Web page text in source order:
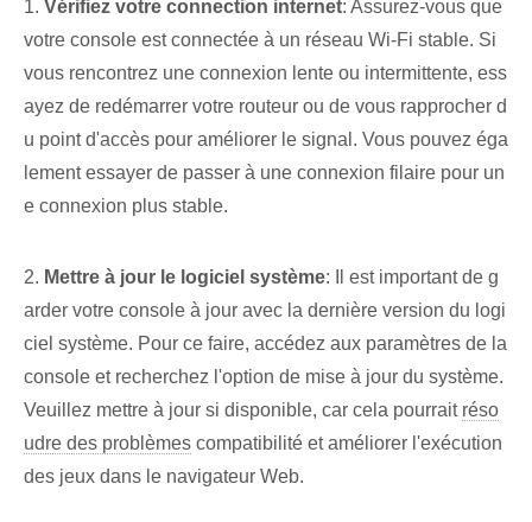
1. Vérifiez votre connection internet: Assurez-vous que
votre console est connectée à un réseau Wi-Fi stable. Si
vous rencontrez une connexion lente ou intermittente, ess
ayez de redémarrer votre routeur ou de vous rapprocher d
u point d'accès pour améliorer le signal. Vous pouvez éga
lement essayer de passer à une connexion filaire pour un
e connexion plus stable.
2. Mettre à jour le logiciel système: Il est important de g
arder votre console à jour avec la dernière version du logi
ciel système. Pour ce faire, accédez aux paramètres de la
console et recherchez l'option de mise à jour du système.
Veuillez mettre à jour si disponible, car cela pourrait réso
udre des problèmes compatibilité et améliorer l'exécution
des jeux dans le navigateur Web.